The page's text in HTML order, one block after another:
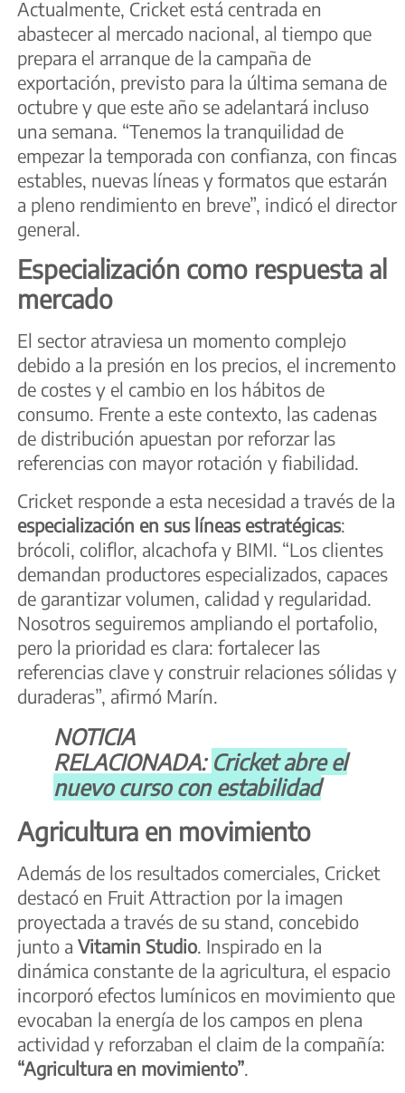
Actualmente, Cricket está centrada en
abastecer al mercado nacional, al tiempo que
prepara el arranque de la campaña de
exportación, previsto para la última semana de
octubre y que este año se adelantará incluso
una semana. “Tenemos la tranquilidad de
empezar la temporada con confianza, con fincas
estables, nuevas líneas y formatos que estarán
a pleno rendimiento en breve”, indicó el director
general.
Especialización como respuesta al
mercado
El sector atraviesa un momento complejo
debido a la presión en los precios, el incremento
de costes y el cambio en los hábitos de
consumo. Frente a este contexto, las cadenas
de distribución apuestan por reforzar las
referencias con mayor rotación y fiabilidad.
Cricket responde a esta necesidad a través de la
especialización en sus líneas estratégicas:
brócoli, coliflor, alcachofa y BIMI. “Los clientes
demandan productores especializados, capaces
de garantizar volumen, calidad y regularidad.
Nosotros seguiremos ampliando el portafolio,
pero la prioridad es clara: fortalecer las
referencias clave y construir relaciones sólidas y
duraderas”, afirmó Marín.
NOTICIA
RELACIONADA: Cricket abre el
nuevo curso con estabilidad
Agricultura en movimiento
Además de los resultados comerciales, Cricket
destacó en Fruit Attraction por la imagen
proyectada a través de su stand, concebido
junto a Vitamin Studio . Inspirado en la
dinámica constante de la agricultura, el espacio
incorporó efectos lumínicos en movimiento que
evocaban la energía de los campos en plena
actividad y reforzaban el claim de la compañía:
“Agricultura en movimiento”